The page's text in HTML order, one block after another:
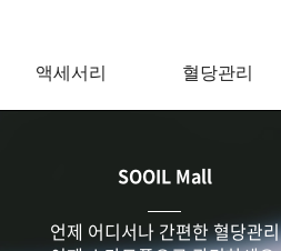
액세서리 혈당관리
SOOIL Mall
언제 어디서나 간편한 혈당관리